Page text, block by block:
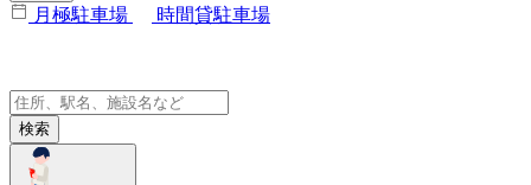
月極駐車場 時間貸駐車場
検索